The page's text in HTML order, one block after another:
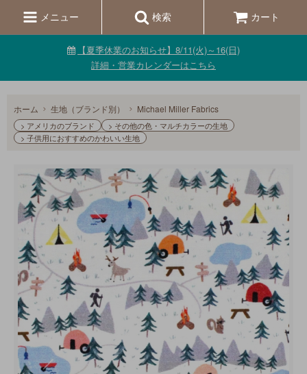
メニュー 検索 カート
【夏季休業のお知らせ】8/11(火)～16(日)
詳細・営業カレンダーはこちら
ホーム 生地（ブランド別） Michael Miller Fabrics
> アメリカのブランド
> その他の色・マルチカラーの生地
> 子供用におすすめのかわいい生地